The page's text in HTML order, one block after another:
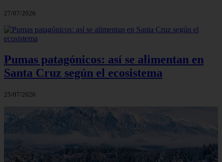
27/07/2026
Pumas patagónicos: así se alimentan en
Santa Cruz según el ecosistema
25/07/2026